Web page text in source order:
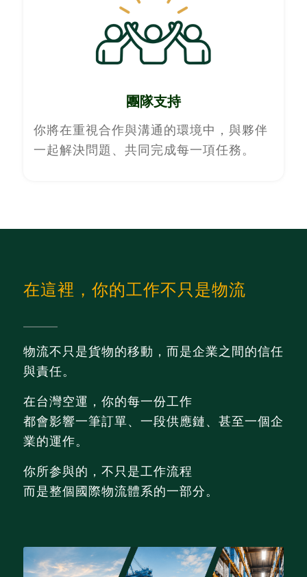
團隊支持
你將在重視合作與溝通的環境中，與夥伴
一起解決問題、共同完成每一項任務。
在這裡，你的工作不只是物流
物流不只是貨物的移動，而是企業之間的信任
與責任。
在台灣空運，你的每一份工作
都會影響一筆訂單、一段供應鏈、甚至一個企
業的運作。
你所参與的，不只是工作流程
而是整個國際物流體系的一部分。